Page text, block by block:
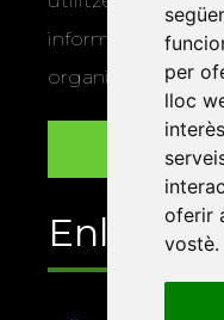
per
lloc
oferir
vostè.
informació sobre
organitza la Xarxa
Enllaços